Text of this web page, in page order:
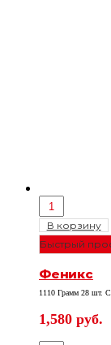
В корзину
Быстрый
Феникс
1110 Грамм 28 шт.
1,580 руб.